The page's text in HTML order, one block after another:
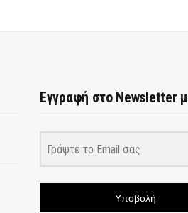
Εγγραφή στο Newsletter
Υποβολή